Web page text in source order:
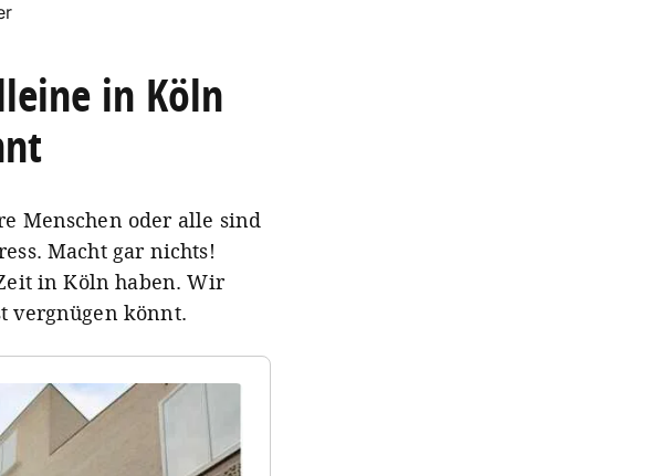
in Köln
Menschen oder alle sind
Macht gar nichts!
in Köln haben. Wir
vergnügen könnt.